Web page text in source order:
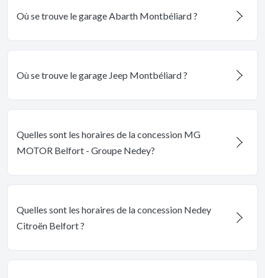
Où se trouve le garage Abarth Montbéliard ?
Où se trouve le garage Jeep Montbéliard ?
Quelles sont les horaires de la concession MG
MOTOR Belfort - Groupe Nedey?
Quelles sont les horaires de la concession Nedey
Citroën Belfort ?